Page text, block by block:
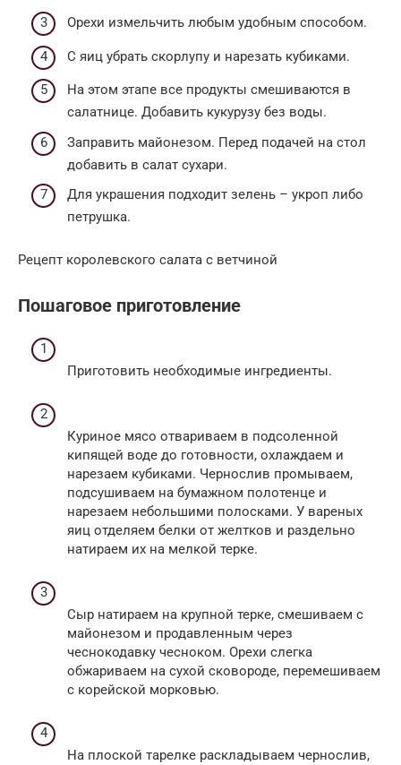
Орехи измельчить любым удобным способом.
С яиц убрать скорлупу и нарезать кубиками.
На этом этапе все продукты смешиваются в
салатнице. Добавить кукурузу без воды.
Заправить майонезом. Перед подачей на стол
добавить в салат сухари.
Для украшения подходит зелень – укроп либо
петрушка.
Рецепт королевского салата с ветчиной
Пошаговое приготовление
Приготовить необходимые ингредиенты.
Куриное мясо отвариваем в подсоленной
кипящей воде до готовности, охлаждаем и
нарезаем кубиками. Чернослив промываем,
подсушиваем на бумажном полотенце и
нарезаем небольшими полосками. У вареных
яиц отделяем белки от желтков и раздельно
натираем их на мелкой терке.
Сыр натираем на крупной терке, смешиваем с
майонезом и продавленным через
чеснокодавку чесноком. Орехи слегка
обжариваем на сухой сковороде, перемешиваем
с корейской морковью.
На плоской тарелке раскладываем чернослив,